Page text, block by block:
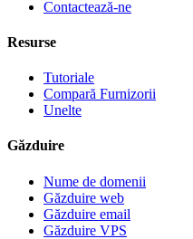
Contactează-ne
Resurse
Tutoriale
Compară Furnizorii
Unelte
Găzduire
Nume de domenii
Găzduire web
Găzduire email
Găzduire VPS